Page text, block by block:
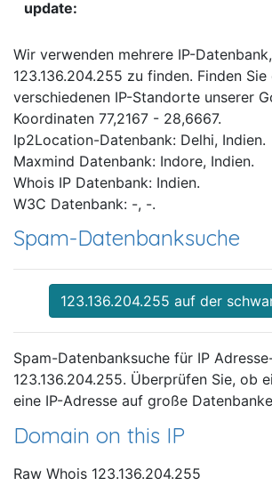
Wir verwenden mehrere IP-Datenbank,
123.136.204.255 zu finden. Finden Sie
verschiedenen IP-Standorte unserer
Koordinaten 77,2167 - 28,6667.
Ip2Location-Datenbank: Delhi, Indien.
Maxmind Datenbank: Indore, Indien.
Whois IP Datenbank: Indien.
W3C Datenbank: -, -.
Spam-Datenbanksuche
123.136.204.255 auf der
Spam-Datenbanksuche für IP
123.136.204.255. Überprüfen Sie, ob
eine IP-Adresse auf große
Domain on this IP
Raw Whois 123.136.204.255